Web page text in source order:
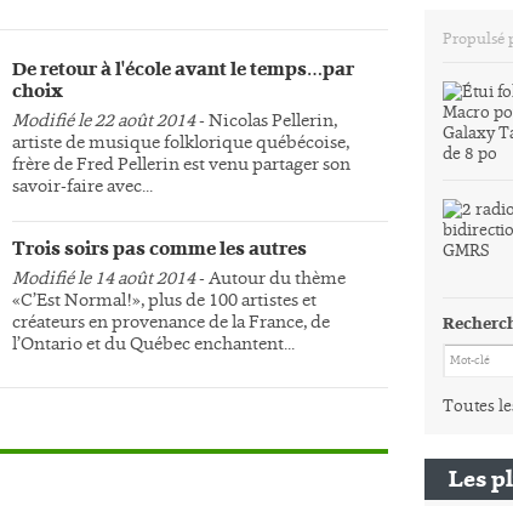
De retour à l'école avant le temps…par
choix
Modifié le 22 août 2014- Nicolas Pellerin,
artiste de musique folklorique québécoise,
frère de Fred Pellerin est venu partager son
savoir-faire avec...
Trois soirs pas comme les autres
Modifié le 14 août 2014- Autour du thème
«C’Est Normal!», plus de 100 artistes et
créateurs en provenance de la France, de
l’Ontario et du Québec enchantent...
Propulsé
Toutes
Les